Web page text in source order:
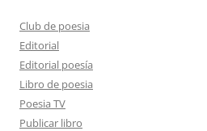
Club de poesia
Editorial
Editorial poesía
Libro de poesia
Poesia TV
Publicar libro